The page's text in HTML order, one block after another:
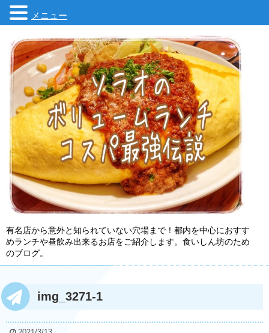
有名店から意外と知られていない穴場まで！都内を中心におすす
めランチや昼飲み出来るお店をご紹介します。食いしん坊のため
のブログ。
img_3271-1
メニュー